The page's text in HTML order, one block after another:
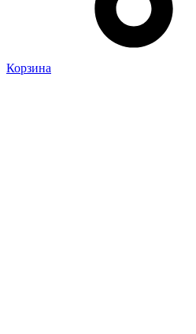
Корзина